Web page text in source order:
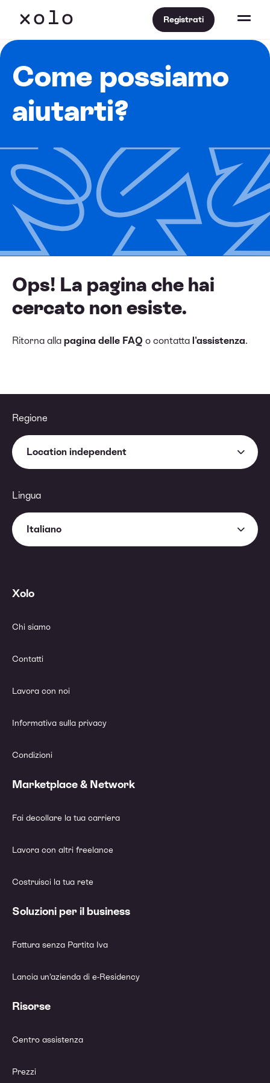
Registrati
Come possiamo
aiutarti?
Ops! La pagina che hai
cercato non esiste.
Ritorna alla pagina delle FAQ o contatta l'assistenza.
Regione
Location independent
Lingua
Italiano
Xolo
Chi siamo
Contatti
Lavora con noi
Informativa sulla privacy
Condizioni
Marketplace & Network
Fai decollare la tua carriera
Lavora con altri freelance
Costruisci la tua rete
Soluzioni per il business
Fattura senza Partita Iva
Lancia un’azienda di e-Residency
Risorse
Centro assistenza
Prezzi